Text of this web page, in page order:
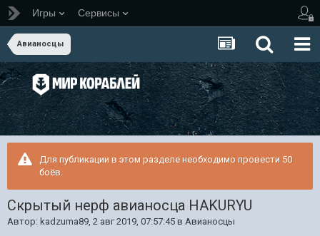
Игры Сервисы
Авианосцы
Для публикации в этом разделе необходимо провести 50
боёв.
Скрытый нерф авианосца HAKURYU
Автор: kadzuma89, 2 авг 2019, 07:57:45 в Авианосцы